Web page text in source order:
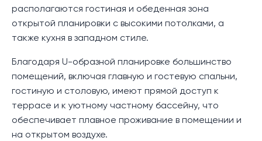
располагаются гостиная и обеденная зона
открытой планировки с высокими потолками, а
также кухня в западном стиле.
Благодаря U-образной планировке большинство
помещений, включая главную и гостевую спальни,
гостиную и столовую, имеют прямой доступ к
террасе и к уютному частному бассейну, что
обеспечивает плавное проживание в помещении и
на открытом воздухе.